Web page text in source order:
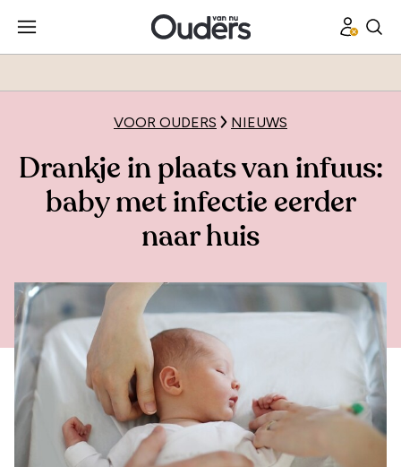
VOOR OUDERS NIEUWS
Drankje in plaats van infuus:
baby met infectie eerder
naar huis